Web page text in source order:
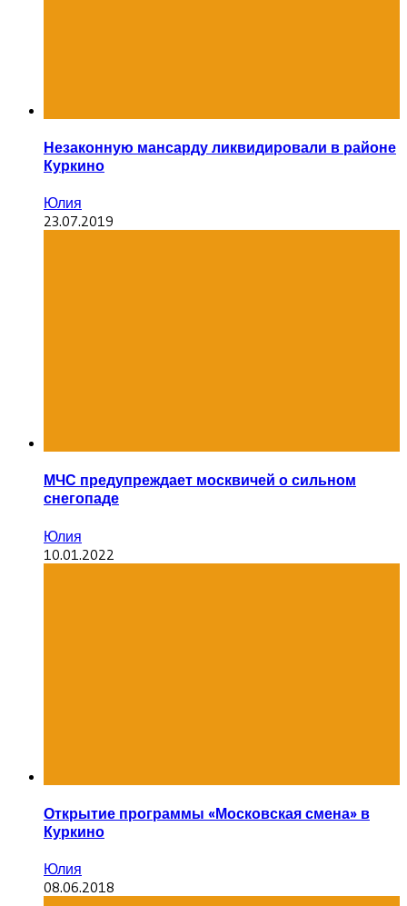
Незаконную мансарду ликвидировали в районе
Куркино
Юлия
23.07.2019
МЧС предупреждает москвичей о сильном
снегопаде
Юлия
10.01.2022
Открытие программы «Московская смена» в
Куркино
Юлия
08.06.2018